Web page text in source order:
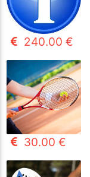
240.00 €
30.00 €